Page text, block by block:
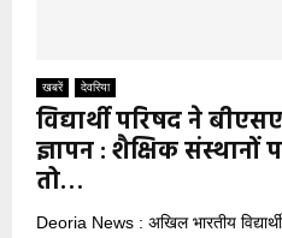
खबरें देवरिया
विद्यार्थी परिषद ने
ज्ञापन : शैक्षिक संस्थानों
तो…
Deoria News : अखिल भारतीय विद्यार्थी